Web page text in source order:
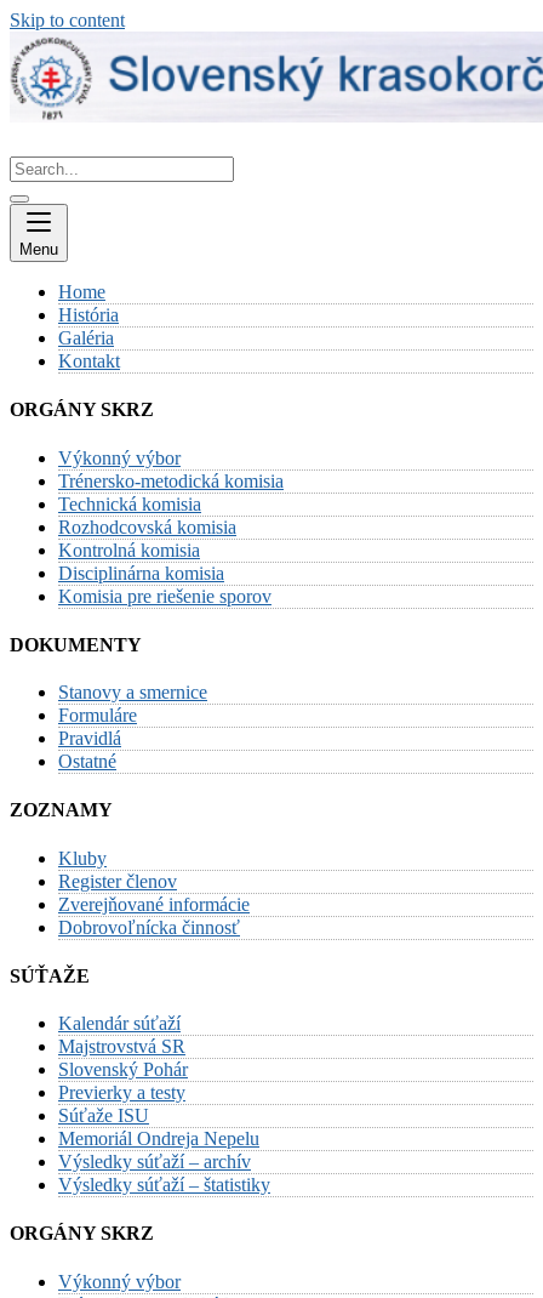
Skip to content
Menu
Home
História
Galéria
Kontakt
ORGÁNY SKRZ
Výkonný výbor
Trénersko-metodická komisia
Technická komisia
Rozhodcovská komisia
Kontrolná komisia
Disciplinárna komisia
Komisia pre riešenie sporov
DOKUMENTY
Stanovy a smernice
Formuláre
Pravidlá
Ostatné
ZOZNAMY
Kluby
Register členov
Zverejňované informácie
Dobrovoľnícka činnosť
SÚŤAŽE
Kalendár súťaží
Majstrovstvá SR
Slovenský Pohár
Previerky a testy
Súťaže ISU
Memoriál Ondreja Nepelu
Výsledky súťaží – archív
Výsledky súťaží – štatistiky
ORGÁNY SKRZ
Výkonný výbor